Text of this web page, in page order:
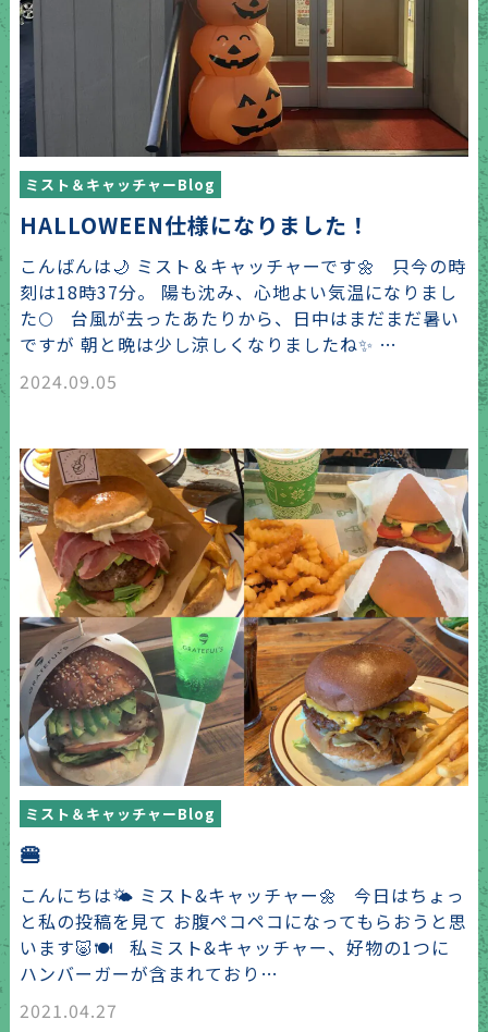
ミスト＆キャッチャーBlog
HALLOWEEN仕様になりました！
こんばんは🌙 ミスト＆キャッチャーです🌼 只今の時
刻は18時37分。 陽も沈み、心地よい気温になりまし
た🌕 台風が去ったあたりから、日中はまだまだ暑い
ですが 朝と晩は少し涼しくなりましたね✨ …
2024.09.05
ミスト＆キャッチャーBlog
🍔
こんにちは🌤 ミスト&キャッチャー🌼 今日はちょっ
と私の投稿を見て お腹ペコペコになってもらおうと思
います🐷🍽 私ミスト&キャッチャー、好物の1つに
ハンバーガーが含まれており…
2021.04.27